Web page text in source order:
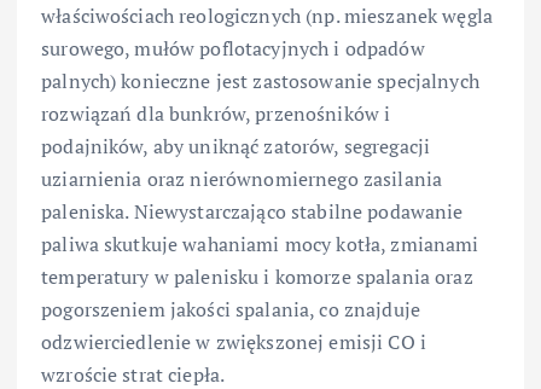
właściwościach reologicznych (np. mieszanek węgla
surowego, mułów poflotacyjnych i odpadów
palnych) konieczne jest zastosowanie specjalnych
rozwiązań dla bunkrów, przenośników i
podajników, aby uniknąć zatorów, segregacji
uziarnienia oraz nierównomiernego zasilania
paleniska. Niewystarczająco stabilne podawanie
paliwa skutkuje wahaniami mocy kotła, zmianami
temperatury w palenisku i komorze spalania oraz
pogorszeniem jakości spalania, co znajduje
odzwierciedlenie w zwiększonej emisji CO i
wzroście strat ciepła.